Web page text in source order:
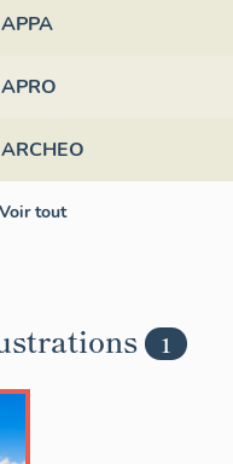
APPA
APRO
ARCHEO
tout
1